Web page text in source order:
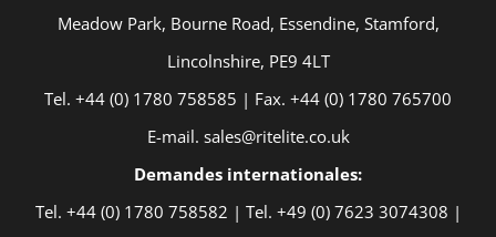
Meadow Park, Bourne Road, Essendine, Stamford,
Lincolnshire, PE9 4LT
Tel. +44 (0) 1780 758585 | Fax. +44 (0) 1780 765700
E-mail. sales@ritelite.co.uk
Demandes internationales:
Tel. +44 (0) 1780 758582 | Tel. +49 (0) 7623 3074308 |